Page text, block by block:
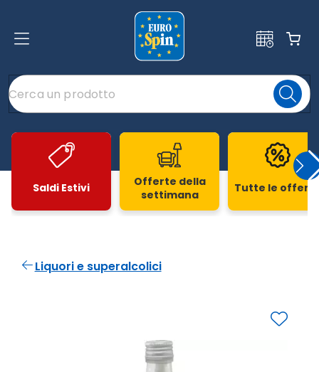
Saldi Estivi
Offerte della
settimana
Tutte le
Liquori e superalcolici